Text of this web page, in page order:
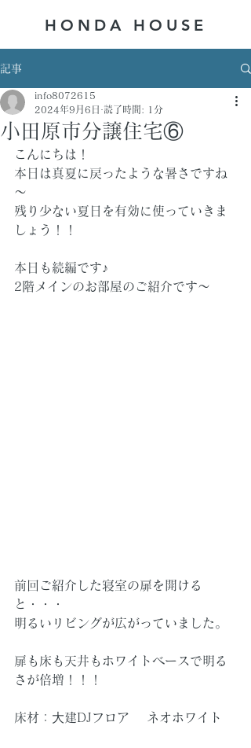
HONDA ​HOUSE
記事
小田原市分譲住宅⑥
info8072615
2024年9月6日
読了時間: 1分
こんにちは！
本日は真夏に戻ったような暑さですね
～
残り少ない夏日を有効に使っていきま
しょう！！
本日も続編です♪
2階メインのお部屋のご紹介です～
前回ご紹介した寝室の扉を開ける
と・・・
明るいリビングが広がっていました。
扉も床も天井もホワイトベースで明る
さが倍増！！！
床材：⼤建DJフロア 　ネオホワイト